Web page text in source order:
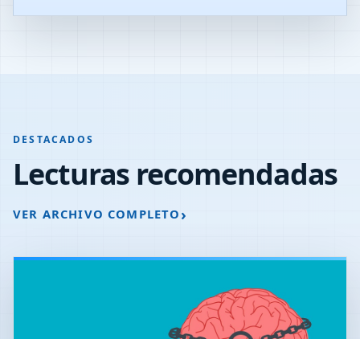
DESTACADOS
Lecturas recomendadas
VER ARCHIVO COMPLETO